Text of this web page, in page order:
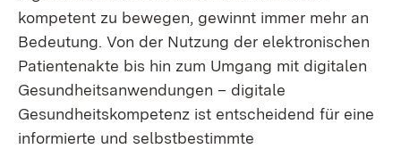
kompetent zu bewegen, gewinnt immer mehr an
Bedeutung. Von der Nutzung der elektronischen
Patientenakte bis hin zum Umgang mit digitalen
Gesundheitsanwendungen – digitale
Gesundheitskompetenz ist entscheidend für eine
informierte und selbstbestimmte